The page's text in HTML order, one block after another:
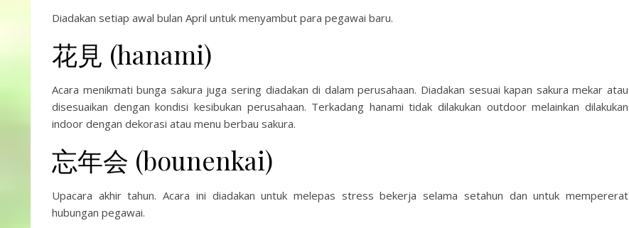
Diadakan setiap awal bulan April untuk menyambut para pegawai baru.
花見 (hanami)
Acara menikmati bunga sakura juga sering diadakan di dalam perusahaan. Diadakan sesuai kapan sakura mekar atau
disesuaikan dengan kondisi kesibukan perusahaan. Terkadang hanami tidak dilakukan outdoor melainkan dilakukan
indoor dengan dekorasi atau menu berbau sakura.
忘年会 (bounenkai)
Upacara akhir tahun. Acara ini diadakan untuk melepas stress bekerja selama setahun dan untuk mempererat
hubungan pegawai.